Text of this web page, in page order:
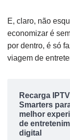
E, claro, não
economizar é
por dentro, é só
viagem de
Recarga IPTV
Smarters
melhor
de
digital